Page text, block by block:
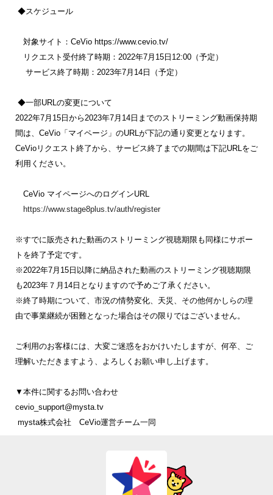
◆スケジュール
対象サイト：CeVio https://www.cevio.tv/
リクエスト受付終了時期：2022年7月15日12:00（予定）
サービス終了時期：2023年7月14日（予定）
◆一部URLの変更について
2022年7月15日から2023年7月14日までのストリーミング動画保持期
間は、CeVio「マイページ」のURLが下記の通り変更となります。
CeVioリクエスト終了から、サービス終了までの期間は下記URLをご
利用ください。
CeVio マイページへのログインURL
https://www.stage8plus.tv/auth/register
※すでに販売された動画のストリーミング視聴期限も同様にサポー
トを終了予定です。
※2022年7月15日以降に納品された動画のストリーミング視聴期限
も2023年７月14日となりますので予めご了承ください。
※終了時期について、市況の情勢変化、天災、その他何かしらの理
由で事業継続が困難となった場合はその限りではございません。
ご利用のお客様には、大変ご迷惑をおかけいたしますが、何卒、ご
理解いただきますよう、よろしくお願い申し上げます。
▼本件に関するお問い合わせ
cevio_support@mysta.tv
mysta株式会社　CeVio運営チーム一同